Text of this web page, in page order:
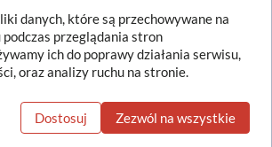
i rozliczania dotacji
finansowanie lub
kosztów realizacji
i inwestycji (projekt z 11
danych, które są przechowywane na
przeglądania stron
ich do poprawy działania serwisu,
oraz analizy ruchu na stronie.
Dostosuj Zezwól na wszystkie